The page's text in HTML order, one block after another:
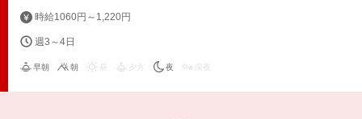
時給1060円～1,220円
週3～4日
早朝 朝 夕方 夜 深夜